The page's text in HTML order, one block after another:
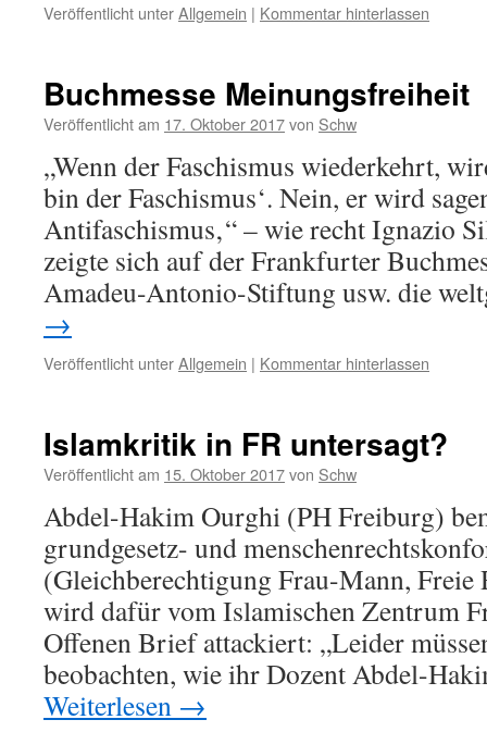
Veröffentlicht unterAllgemein | Kommentar hinterlassen
Buchmesse Meinungsfreiheit
Veröffentlicht am 17. Oktober 2017von Schw
„Wenn der Faschismus wiederkehrt,
bin der Faschismus‘. Nein, er wird
Antifaschismus‚“ – wie recht Ignazio
zeigte sich auf der Frankfurter
Amadeu-Antonio-Stiftung usw. die
→
Veröffentlicht unterAllgemein | Kommentar hinterlassen
Islamkritik in FR untersagt?
Veröffentlicht am 15. Oktober 2017von Schw
Abdel-Hakim Ourghi (PH Freiburg)
grundgesetz- und
(Gleichberechtigung Frau-Mann,
wird dafür vom Islamischen Zentrum
Offenen Brief attackiert: „Leider
beobachten, wie ihr Dozent Abdel-
Weiterlesen →